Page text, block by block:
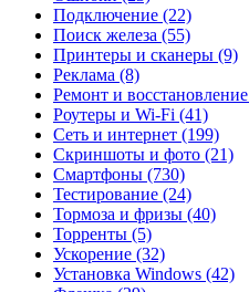
Подключение (22)
Поиск железа (55)
Принтеры и сканеры (9)
Реклама (8)
Ремонт и восстановление
Роутеры и Wi-Fi (41)
Сеть и интернет (199)
Скриншоты и фото (21)
Смартфоны (730)
Тестирование (24)
Тормоза и фризы (40)
Торренты (5)
Ускорение (32)
Установка Windows (42)